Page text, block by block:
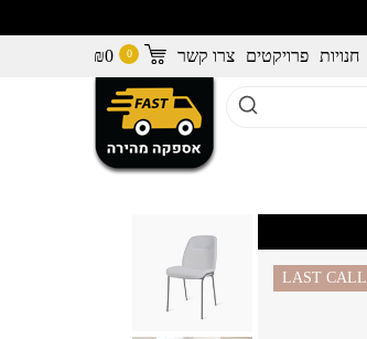
חנויות פרויקטים צרו קשר ₪0
LAST CALL